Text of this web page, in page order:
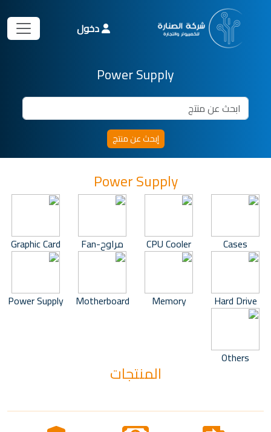
دخول
Power Supply
Power Supply
Cases
CPU Cooler مراوح-Fan Graphic Card
Hard Drive
Memory
Motherboard
Power Supply
Others
المنتجات